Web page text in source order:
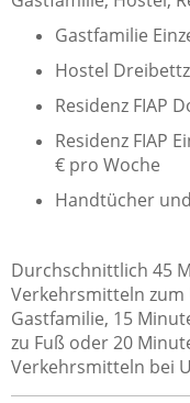
Gastfamilie
Hostel
Residenz FIAP
Residenz FIAP
€ pro Woche
Handtücher
Durchschnittlich 45
Verkehrsmitteln
Gastfamilie, 15
zu Fuß oder 20
Verkehrsmitteln bei